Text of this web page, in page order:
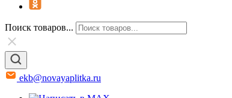
Поиск товаров...
ekb@novayaplitka.ru